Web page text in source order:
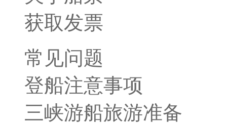
获取发票
常见问题
登船注意事项
三峡游船旅游准备